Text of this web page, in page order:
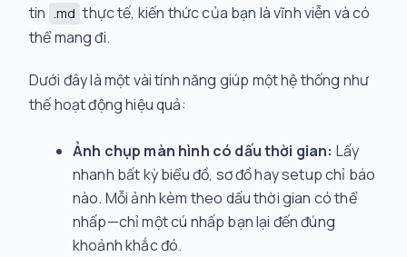
tin .md thực tế, kiến thức của bạn là vĩnh viễn và có
thể mang đi.
Dưới đây là một vài tính năng giúp một hệ thống như
thế hoạt động hiệu quả:
Ảnh chụp màn hình có dấu thời gian: Lấy
nhanh bất kỳ biểu đồ, sơ đồ hay setup chỉ báo
nào. Mỗi ảnh kèm theo dấu thời gian có thể
nhấp—chỉ một cú nhấp bạn lại đến đúng
khoảnh khắc đó.